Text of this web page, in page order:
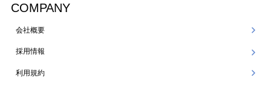
COMPANY
会社概要
採用情報
利用規約